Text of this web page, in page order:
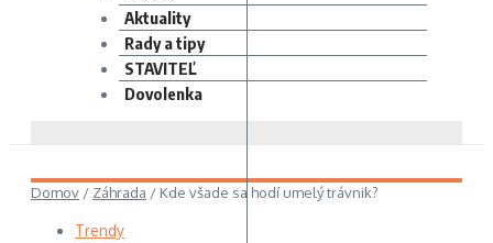
Aktuality
Rady a tipy
STAVITEĽ
Dovolenka
Domov / Záhrada / Kde všade sa hodí umelý trávnik?
Trendy